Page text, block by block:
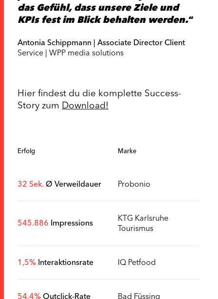
das Gefühl, dass unsere Ziele und
KPIs fest im Blick behalten werden.
Antonia Schippmann | Associate Director Client
Service | WPP media solutions
Hier findest du die komplette Success-
Story zum Download!
Erfolg Marke
32 Sek. Ø Verweildauer Probonio
545.886 Impressions
KTG Karlsruhe
Tourismus
1,5% Interaktionsrate IQ Petfood
54,4% Outclick-Rate Bad Füssing